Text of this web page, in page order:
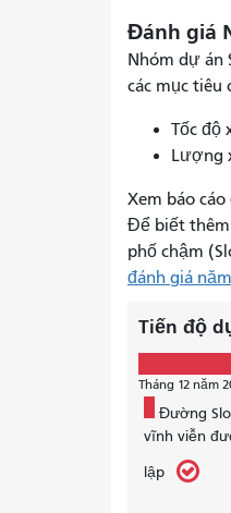
Đánh giá
Nhóm dự án
các mục
Tốc độ
Lượng
Xem báo
Để biết thêm
phố chậm
đánh giá
Tiến độ
Tháng 12 năm
Đường
vĩnh viễn
lập